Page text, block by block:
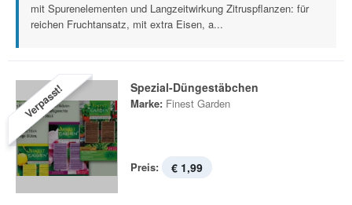
mit Spurenelementen und Langzeitwirkung Zitruspflanzen: für
reichen Fruchtansatz, mit extra Eisen, a...
Verpasst! Spezial-Düngestäbchen
Marke: Finest Garden
Preis: € 1,99